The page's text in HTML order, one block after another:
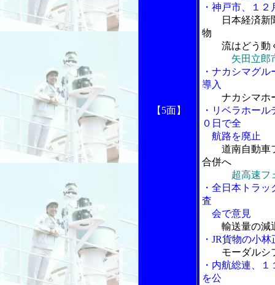
【5面】
・神戸市、１
日本経済新
物
流はどう動
矢田立郎
・ナカシマグ
導入
ナカシマホ
・リベラホー
０日で全
航路を廃止
道南自動車
合併へ
超高速フ
・全日本トラ
査
会で意見
輸送量の減
・JR貨物の小
モーダルシ
・内航総連、
を公